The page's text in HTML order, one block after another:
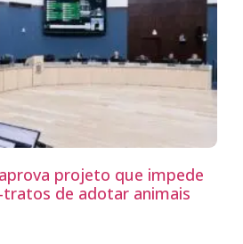
projeto que impede
de adotar animais